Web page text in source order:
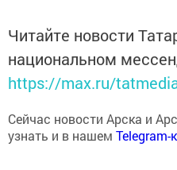
Читайте новости
национальном
https://max.ru/
Сейчас новости Арска и
узнать и в нашем Telegram-